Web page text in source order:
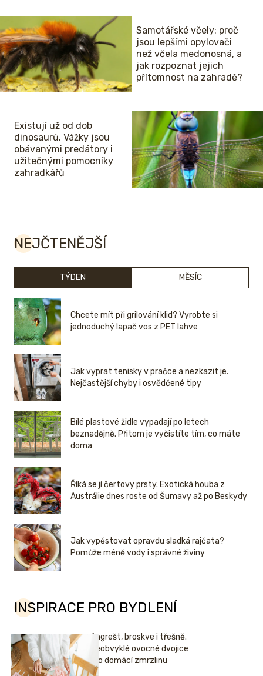
Samotářské včely: proč
jsou lepšími opylovači
než včela medonosná, a
jak rozpoznat jejich
přítomnost na zahradě?
Existují už od dob
dinosaurů. Vážky jsou
obávanými predátory i
užitečnými pomocníky
zahradkářů
NEJČTENĚJŠÍ
TÝDEN MĚSÍC
Chcete mít při grilování klid? Vyrobte si
jednoduchý lapač vos z PET lahve
Jak vyprat tenisky v pračce a nezkazit je.
Nejčastější chyby i osvědčené tipy
Bílé plastové židle vypadají po letech
beznadějně. Přitom je vyčistíte tím, co máte
doma
Říká se jí čertovy prsty. Exotická houba z
Austrálie dnes roste od Šumavy až po Beskydy
Jak vypěstovat opravdu sladká rajčata?
Pomůže méně vody i správné živiny
INSPIRACE PRO BYDLENÍ
Angrešt, broskve i třešně.
Neobvyklé ovocné dvojice
pro domácí zmrzlinu